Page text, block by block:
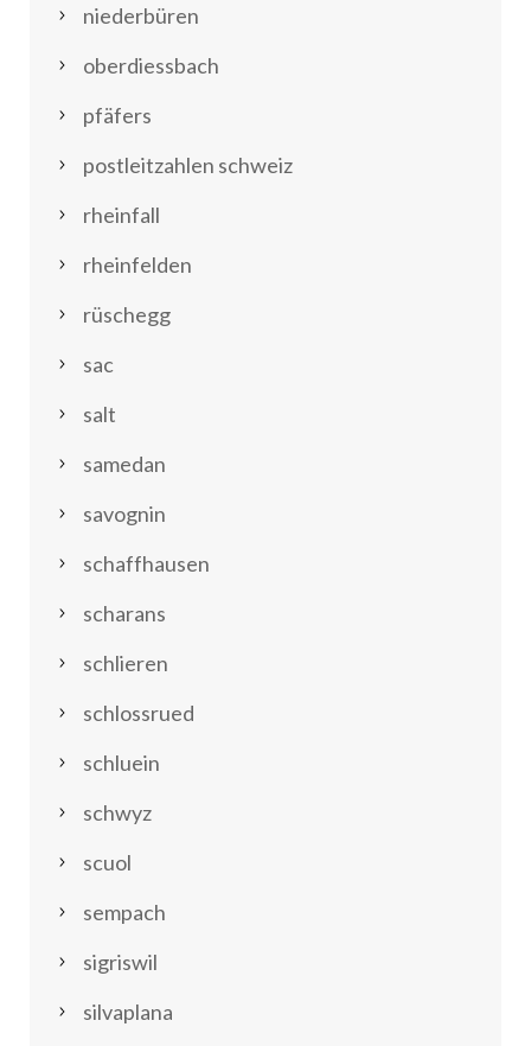
niederbüren
oberdiessbach
pfäfers
postleitzahlen schweiz
rheinfall
rheinfelden
rüschegg
sac
salt
samedan
savognin
schaffhausen
scharans
schlieren
schlossrued
schluein
schwyz
scuol
sempach
sigriswil
silvaplana